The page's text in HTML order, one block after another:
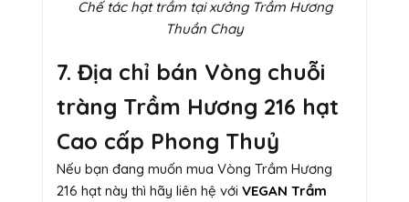
Chế tác hạt trầm tại xưởng Trầm Hương
Thuần Chay
7. Địa chỉ bán Vòng chuỗi
tràng Trầm Hương 216 hạt
Cao cấp Phong Thuỷ
Nếu bạn đang muốn mua Vòng Trầm Hương
216 hạt này thì hãy liên hệ với VEGAN Trầm